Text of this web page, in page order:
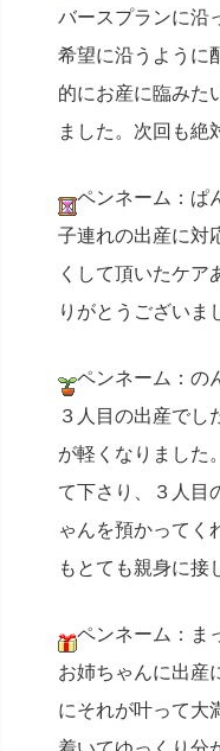
バースプランに沿
希望に沿うように
的にお産に臨みた
ました。次回も絶
ペンネーム：ぱ
子連れの出産に対
くして頂いたケ
りがとうございま
ペンネーム：の
３人目の出産で
が軽くなりました
て下さり、３人目
ゃんを預かってく
もとても親身に接
ペンネーム：ま
お姉ちゃんに出産
にそれが叶って大